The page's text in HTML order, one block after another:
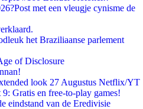
met een vleugje cynisme de
het Braziliaanse parlement
of Disclosure
look 27 Augustus Netflix/YT
Gratis en free-to-play games!
eindstand van de Eredivisie